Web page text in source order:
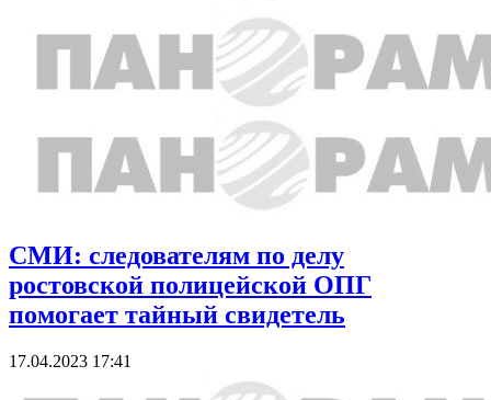
СМИ: следователям по делу
ростовской полицейской ОПГ
помогает тайный свидетель
17.04.2023 17:41